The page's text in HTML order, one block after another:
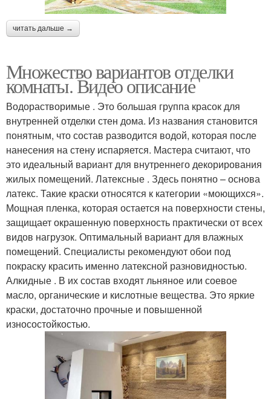
читать дальше →
Множество вариантов отделки
комнаты. Видео описание
Водорастворимые . Это большая группа красок для
внутренней отделки стен дома. Из названия становится
понятным, что состав разводится водой, которая после
нанесения на стену испаряется. Мастера считают, что
это идеальный вариант для внутреннего декорирования
жилых помещений. Латексные . Здесь понятно – основа
латекс. Такие краски относятся к категории «моющихся».
Мощная пленка, которая остается на поверхности стены,
защищает окрашенную поверхность практически от всех
видов нагрузок. Оптимальный вариант для влажных
помещений. Специалисты рекомендуют обои под
покраску красить именно латексной разновидностью.
Алкидные . В их состав входят льняное или соевое
масло, органические и кислотные вещества. Это яркие
краски, достаточно прочные и повышенной
износостойкостью.